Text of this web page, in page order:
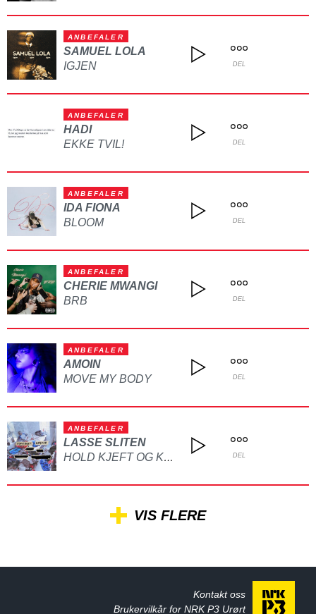
ANBEFALER
SAMUEL LOLA
IGJEN
DEL
ANBEFALER
HADI
EKKE TVIL!
DEL
ANBEFALER
IDA FIONA
BLOOM
DEL
ANBEFALER
CHERIE MWANGI
BRB
DEL
ANBEFALER
AMOIN
MOVE MY BODY
DEL
ANBEFALER
LASSE SLITEN
HOLD KJEFT OG KYSS MEG DEL
VIS FLERE
Kontakt oss
Brukervilkår for NRK P3 Urørt